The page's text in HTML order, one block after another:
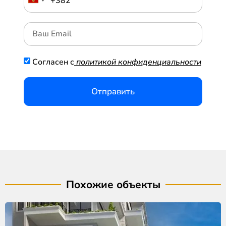
Согласен с политикой конфиденциальности
Отправить
Похожие объекты